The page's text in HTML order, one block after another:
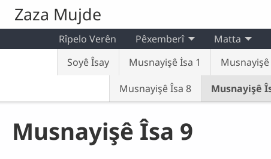
Skip to main content
Zaza Mujde
Rîpelo Verên Pêxemberî Matta
Soyê Îsay
Musnayişê İsa 1
Musnayişê Îsa 8
Musnayişê
Musnayişê Îsa 9